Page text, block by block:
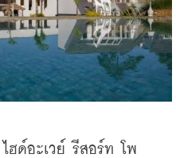
อะเวย์ รีสอร์ท โพ